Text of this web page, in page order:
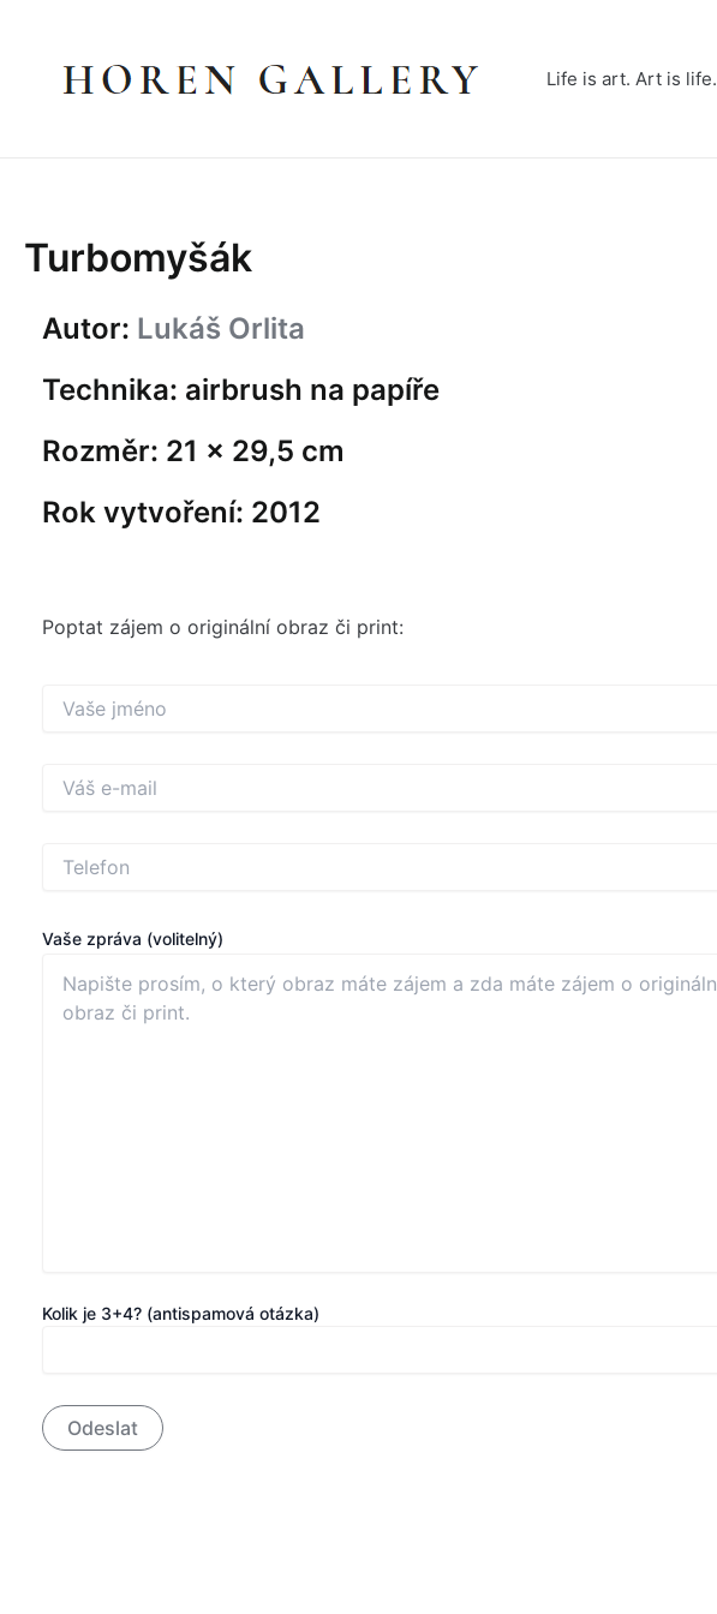
Life is art. Art is life.
Turbomyšák
Autor: Lukáš Orlita
Technika: airbrush na papíře
Rozměr: 21 × 29,5 cm
Rok vytvoření: 2012
Poptat zájem o originální obraz či print:
Vaše zpráva (volitelný)
Kolik je 3+4? (antispamová otázka)